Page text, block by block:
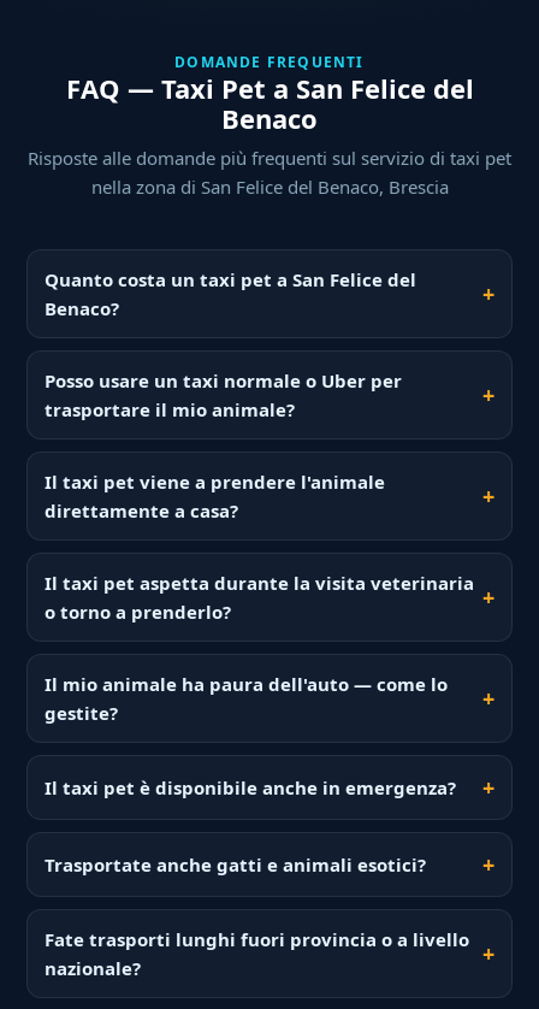
DOMANDE FREQUENTI
FAQ — Taxi Pet a San Felice del
Benaco
Risposte alle domande più frequenti sul servizio di taxi pet
nella zona di San Felice del Benaco, Brescia
Quanto costa un taxi pet a San Felice del
Benaco?
Posso usare un taxi normale o Uber per
trasportare il mio animale?
Il taxi pet viene a prendere l'animale
direttamente a casa?
Il taxi pet aspetta durante la visita veterinaria
o torno a prenderlo?
Il mio animale ha paura dell'auto — come lo
gestite?
Il taxi pet è disponibile anche in emergenza?
Trasportate anche gatti e animali esotici?
Fate trasporti lunghi fuori provincia o a livello
nazionale?